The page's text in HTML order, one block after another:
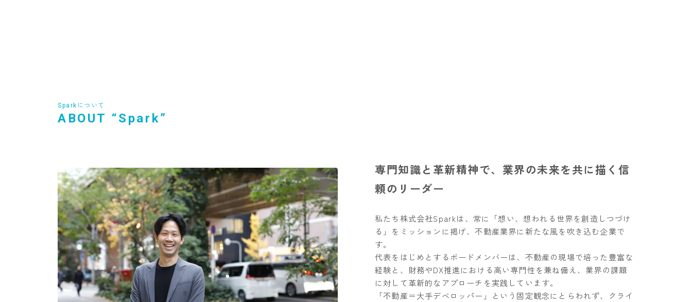
Sparkについて
ABOUT “Spark”
専門知識と革新精神で、業界の未来を共に描く信
頼のリーダー
私たち株式会社Sparkは、常に「想い、想われる世界を創造しつづけ
る」をミッションに掲げ、不動産業界に新たな風を吹き込む企業で
す。
代表をはじめとするボードメンバーは、不動産の現場で培った豊富な
経験と、財務やDX推進における高い専門性を兼ね備え、業界の課題
に対して革新的なアプローチを実践しています。
「不動産＝大手デベロッパー」という固定観念にとらわれず、クライ